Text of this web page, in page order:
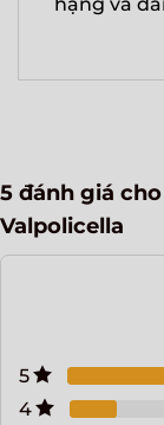
5 đánh giá cho
Valpolicella
5
4